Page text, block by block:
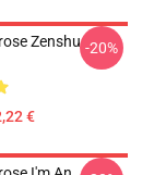
Zenshu
€
-20%